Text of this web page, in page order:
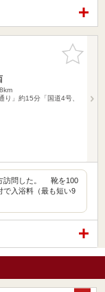
お気に入
りに追加
り」約15分「国道4号、
訪問した。 靴を100
で入浴料（最も短い9